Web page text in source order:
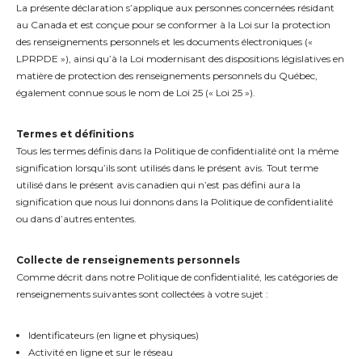
La présente déclaration s’applique aux personnes concernées résidant
au Canada et est conçue pour se conformer à la Loi sur la protection
des renseignements personnels et les documents électroniques («
LPRPDE »), ainsi qu’à la Loi modernisant des dispositions législatives en
matière de protection des renseignements personnels du Québec,
également connue sous le nom de Loi 25 (« Loi 25 »).
Termes et définitions
Tous les termes définis dans la Politique de confidentialité ont la même
signification lorsqu’ils sont utilisés dans le présent avis. Tout terme
utilisé dans le présent avis canadien qui n’est pas défini aura la
signification que nous lui donnons dans la Politique de confidentialité
ou dans d’autres ententes.
Collecte de renseignements personnels
Comme décrit dans notre Politique de confidentialité, les catégories de
renseignements suivantes sont collectées à votre sujet :
Identificateurs (en ligne et physiques)
Activité en ligne et sur le réseau